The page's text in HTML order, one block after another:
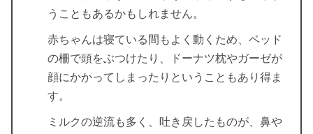
うこともあるかもしれません。
赤ちゃんは寝ている間もよく動くため、ベッド
の柵で頭をぶつけたり、ドーナツ枕やガーゼが
顔にかかってしまったりということもあり得ま
す。
ミルクの逆流も多く、吐き戻したものが、鼻や